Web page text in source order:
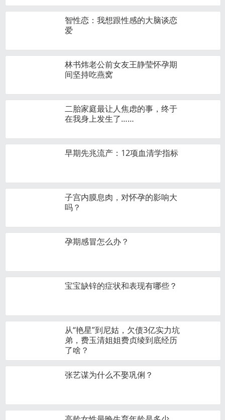
智性恋：我想跟性感的大脑谈恋
爱
林书炜老公前女友王静莹怀孕期
间坚持吃燕窝
二胎家庭最让人焦虑的事，终于
在我身上发生了……
早期先兆流产：12项血清学指标
子宫内膜息肉，对怀孕的影响大
吗？
孕期感冒怎么办？
宝宝缺锌的症状和表现有哪些？
从“艳星”到尼姑，欠债3亿实力坑
弟，费玉清姐姐费贞绫到底经历
了啥？
张艺谋为什么不娶巩俐？